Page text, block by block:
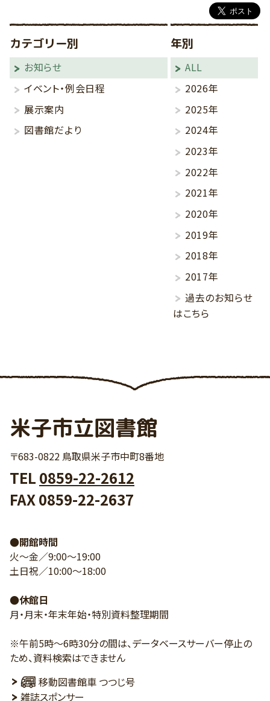
カテゴリー別
お知らせ
イベント・例会日程
展示案内
図書館だより
年別
ALL
2026年
2025年
2024年
2023年
2022年
2021年
2020年
2019年
2018年
2017年
過去のお知らせ
はこちら
米子市立図書館
〒683-0822 鳥取県米子市中町8番地
TEL 0859-22-2612
FAX 0859-22-2637
●開館時間
火～金／9:00～19:00
土日祝／10:00～18:00
●休館日
月・月末・年末年始・特別資料整理期間
※午前5時～6時30分の間は、データベースサーバー停止の
ため、資料検索はできません
移動図書館車 つつじ号
雑誌スポンサー